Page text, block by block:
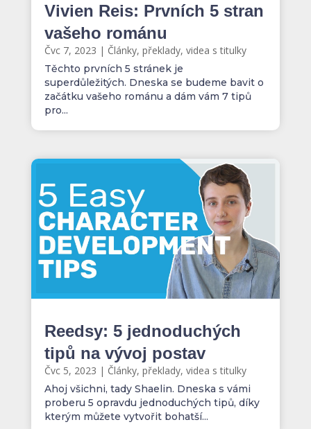
Vivien Reis: Prvních 5 stran
vašeho románu
Čvc 7, 2023 | Články, překlady, videa s titulky
Těchto prvních 5 stránek je
superdůležitých. Dneska se budeme bavit o
začátku vašeho románu a dám vám 7 tipů
pro...
Reedsy: 5 jednoduchých
tipů na vývoj postav
Čvc 5, 2023 | Články, překlady, videa s titulky
Ahoj všichni, tady Shaelin. Dneska s vámi
proberu 5 opravdu jednoduchých tipů, díky
kterým můžete vytvořit bohatší...